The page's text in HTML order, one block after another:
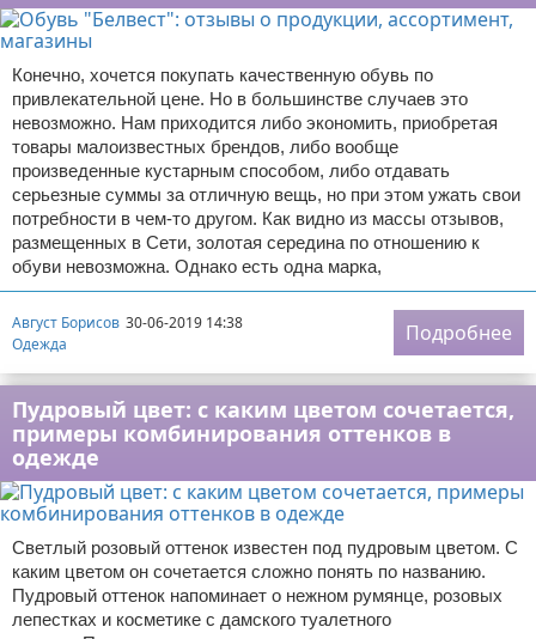
Конечно, хочется покупать качественную обувь по
привлекательной цене. Но в большинстве случаев это
невозможно. Нам приходится либо экономить, приобретая
товары малоизвестных брендов, либо вообще
произведенные кустарным способом, либо отдавать
серьезные суммы за отличную вещь, но при этом ужать свои
потребности в чем-то другом. Как видно из массы отзывов,
размещенных в Сети, золотая середина по отношению к
обуви невозможна. Однако есть одна марка,
Август Борисов 30-06-2019 14:38
Одежда
Подробнее
Пудровый цвет: с каким цветом сочетается,
примеры комбинирования оттенков в
одежде
Светлый розовый оттенок известен под пудровым цветом. С
каким цветом он сочетается сложно понять по названию.
Пудровый оттенок напоминает о нежном румянце, розовых
лепестках и косметике с дамского туалетного